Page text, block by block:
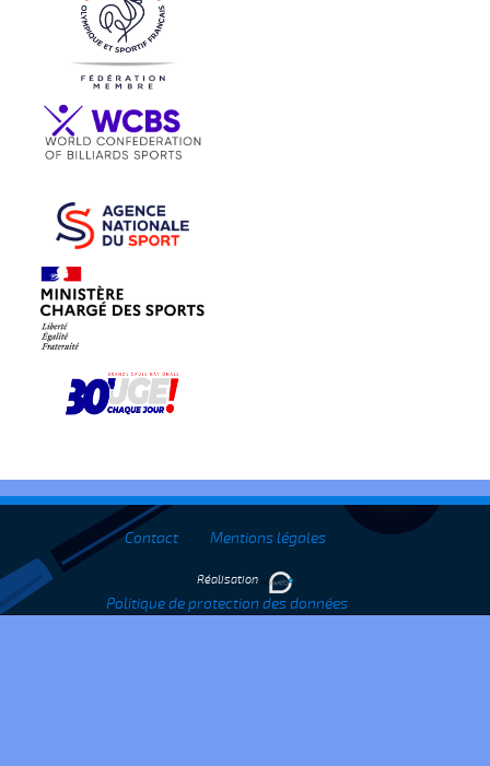
Contact Mentions légales
Politique de protection des données
Réalisation